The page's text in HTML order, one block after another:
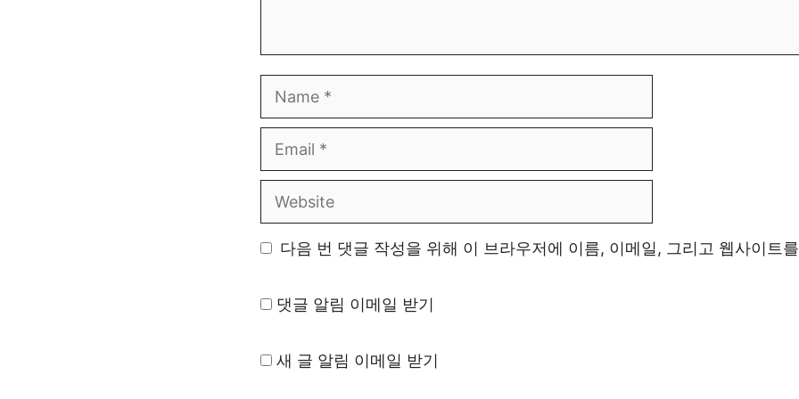
Name
Email
Website
다음 번 댓글 작성을 위해 이 브라우저에 이름, 이메일, 그리고 웹사이트
댓글 알림 이메일 받기
새 글 알림 이메일 받기